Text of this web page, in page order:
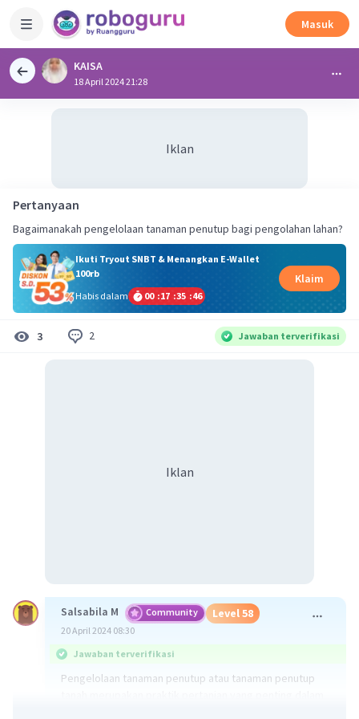
Masuk
KAISA
18 April 2024 21:28
Iklan
Pertanyaan
Bagaimanakah pengelolaan tanaman penutup bagi pengolahan lahan?
Ikuti Tryout SNBT & Menangkan E-Wallet
100rb
Habis dalam
00 :17 :35 :46
Klaim
3 2 Jawaban terverifikasi
Iklan
Salsabila M Community Level 58
20 April 2024 08:30
Jawaban terverifikasi
Pengelolaan tanaman penutup atau tanaman penutup